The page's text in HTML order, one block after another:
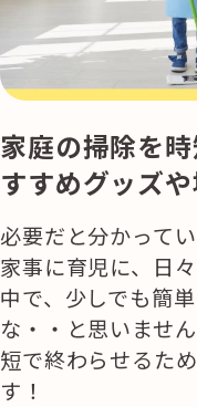
「モノ」
協賛
コー
家庭の掃除を
すすめグッズ
必要だと分かって
家事に育児に、日
中で、少しでも簡
な・・と思いませ
短で終わらせるた
す！